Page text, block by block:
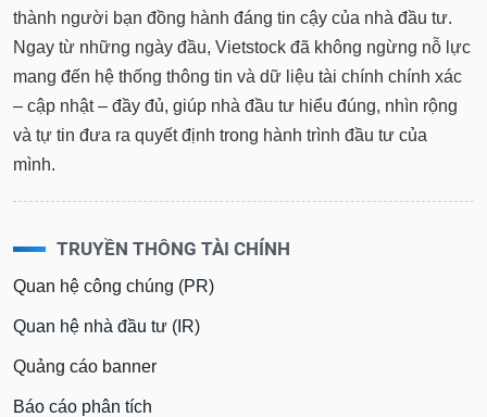
thành người bạn đồng hành đáng tin cậy của nhà đầu tư.
Ngay từ những ngày đầu, Vietstock đã không ngừng nỗ lực
mang đến hệ thống thông tin và dữ liệu tài chính chính xác
– cập nhật – đầy đủ, giúp nhà đầu tư hiểu đúng, nhìn rộng
và tự tin đưa ra quyết định trong hành trình đầu tư của
mình.
TRUYỀN THÔNG TÀI CHÍNH
Quan hệ công chúng (PR)
Quan hệ nhà đầu tư (IR)
Quảng cáo banner
Báo cáo phân tích